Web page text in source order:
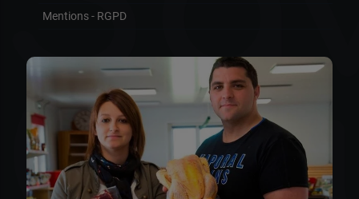
Mentions - RGPD